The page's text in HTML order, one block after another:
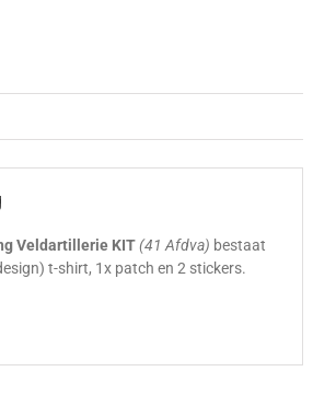
Veldartillerie KIT(41 Afdva) bestaat
t-shirt, 1x patch en 2 stickers.